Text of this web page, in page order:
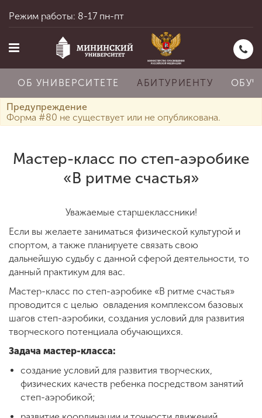
Об университете
Обучение
Наука
Международная
деятельность
Другие виды
Режим работы: 8-17 пн-пт
ОБ УНИВЕРСИТЕТЕ АБИТУРИЕНТУ
Предупреждение
Форма #80 не существует или не опубликована.
Мастер-класс по степ-аэробике
«В ритме счастья»
Уважаемые старшеклассники!
Если вы желаете заниматься физической культурой и
спортом, а также планируете связать свою
дальнейшую судьбу с данной сферой деятельности, то
данный практикум для вас.
Мастер-класс по степ-аэробике «В ритме счастья»
проводится с целью овладения комплексом базовых
шагов степ-аэробики, создания условий для развития
творческого потенциала обучающихся.
Задача мастер-класса:
создание условий для развития творческих,
физических качеств ребенка посредством занятий
степ-аэробикой;